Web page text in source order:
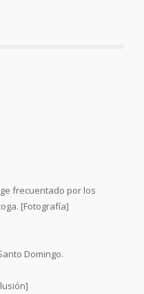
frecuentado por los
[Fotografía]
Domingo.